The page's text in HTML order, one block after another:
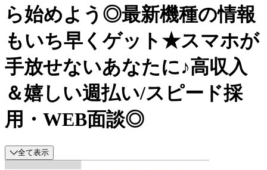
ら始めよう◎最新機種の情報
もいち早くゲット★スマホが
手放せないあなたに♪高収入
＆嬉しい週払い/スピード採
用・WEB面談◎
全て表示